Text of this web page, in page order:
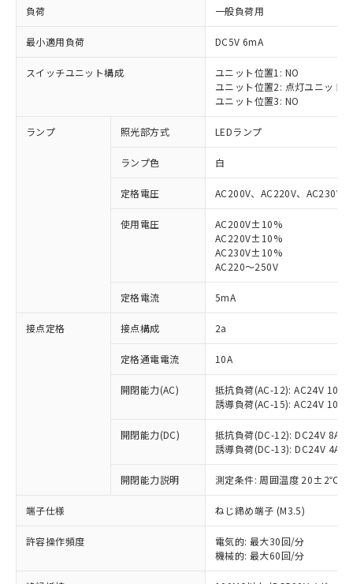
負荷 一般負荷用
最小適用負荷 DC5V 6mA
スイッチユニット構成
ユニット位置1: NO
ユニット位置2: 点灯ユニット
ユニット位置3: NO
ランプ 照光部方式 LEDランプ
ランプ色 白
定格電圧 AC200V、AC220V、AC230V
使用電圧
AC200V±10%
AC220V±10%
AC230V±10%
AC220～250V
定格電流 5mA
接点定格 接点構成 2a
定格通電電流 10A
開閉能力(AC)
抵抗負荷(AC-12): AC24V 10A/
誘導負荷(AC-15): AC24V
開閉能力(DC)
抵抗負荷(DC-12): DC24V 8A/
誘導負荷(DC-13): DC24V 4A/
開閉能力説明 測定条件: 周囲温度 20±2℃、
端子仕様 ねじ締め端子 (M3.5)
許容操作頻度
電気的: 最大30回/分
機械的: 最大60回/分
ご利用条件
以下の条件をお読みいただき、同意のうえ
ご利用ください。
本サービスは、当社制御機器事業取扱
商品の当社在庫状況および標準価格
(税抜)を提供させていただくもので
当社制御機器事業取扱商品の中には、
ことをご了承ください。
在庫状況および標準価格照会結果は、
記載している更新日時点での社内デー
タに基づき作成されるものであり、閲
※1 対応状況
対応済み：EU RoHS指令（10物質）の
非含有に対応した製品が提供可能な商品で
対応予定：EU RoHS指令（10物質）の非含
有に対応した製品に切り替える予定のある
対応予定なし：EU RoHS指令（10物質）の
非含有に非対応の商品で、対応品を出す予
定はありません。
調査・確認中：EU RoHS指令（10物質）の
非含有の対応状況を調査中または確認中の
非該当品：ライセンス料など無形物で、有
害物質有無と関係のない商品です。
仕入先様の事情により、非含有部品として
いたものが、含有品と判明した場合などや
むを得ず変更することがあります。
鉛(Pb) 1000ppm以下、 水銀(Hg) 1000ppm以下、 カド
※1 中国RoHS○×表
「○」：最大均質材料含有率が中国RoHSの
基準値以下であることを示します。
「×」：最大均質材料含有率が中国RoHSの
基準値を超えていることを示します。
「－」：未確認です。当社販売部門へお問
い合わせください。
*中国RoHS10物質の基準値 (GB/T26572)：
当社は、これら貴社製品のうち、外国
為替および外国貿易法に定める商品
（以下｢規制貨物等」という）を輸出
または国外への提供する場合は、日本
国政府の輸出許可(または役務取引許